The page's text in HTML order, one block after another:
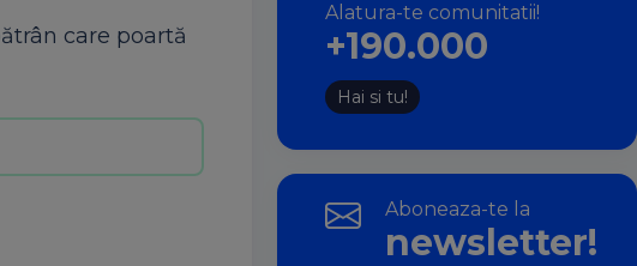
care poartă
Alatura-te comunitatii!
+190.000
Hai si tu!
Aboneaza-te la
newsletter!